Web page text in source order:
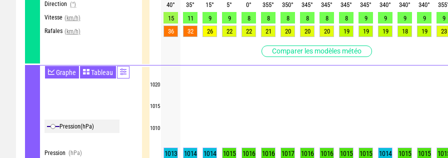
Direction (°)
Vitesse (km/h)
Rafales (km/h)
Comparer les modèles météo
Graphe Tableau
Pression(hPa)
Pression (hPa)
1020
1015
1010
40° 35° 15° 5° 0° 355° 350° 345° 345° 345° 345° 340° 340° 340° 355
15
11 9 9 8 8 8 8 8 8 9 9 9 9 9
36
32 26 22 22 21 20 20 20 19 19 19 18 19 23
1013 1014 1014 1015 1016 1016 1017 1016 1016 1015 1015 1014 1015 1015